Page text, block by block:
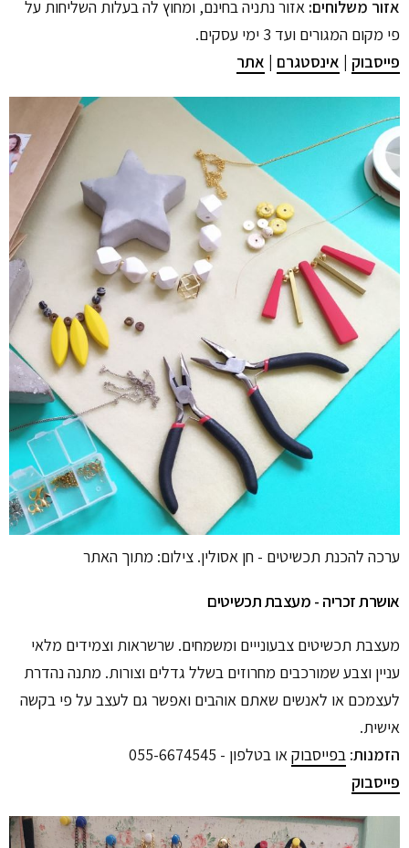
אזור משלוחים: אזור נתניה בחינם, ומחוץ לה בעלות השליחות על
פי מקום המגורים ועד 3 ימי עסקים.
פייסבוק | אינסטגרם | אתר
ערכה להכנת תכשיטים - חן אסולין. צילום: מתוך האתר
אושרת זכריה - מעצבת תכשיטים
מעצבת תכשיטים צבעונייים ומשמחים. שרשראות וצמידים מלאי
עניין וצבע שמורכבים מחרוזים בשלל גדלים וצורות. מתנה נהדרת
לעצמכם או לאנשים שאתם אוהבים ואפשר גם לעצב על פי בקשה
אישית.
הזמנות: בפייסבוקאו בטלפון - 055-6674545
פייסבוק